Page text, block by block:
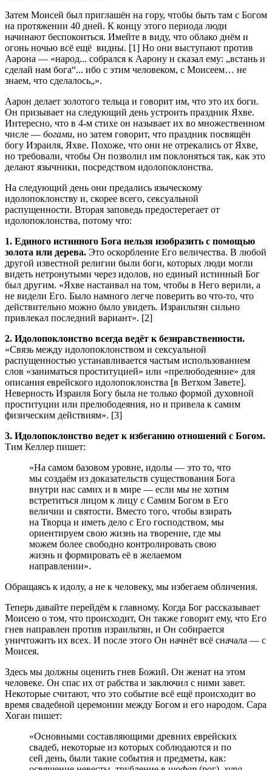
Затем Моисей был приглашён на гору, чтобы быть там с Богом
на протяжении 40 дней. К концу этого периода люди
начинают беспокоиться. Имейте в виду, что облако днём и
огонь ночью всё ещё видны. [1] Но они выступают против
Аарона — «народ... собрался к Аарону и сказал ему: „встань и
сделай нам бога“... ибо с этим человеком, с Моисеем… не
знаем, что сделалось„».
Аарон делает золотого тельца и говорит им, что это их боги.
Он призывает на следующий день устроить праздник Яхве.
Интересно, что в 4-м стихе он называет их во множественном
числе — богами, но затем говорит, что праздник посвящён
богу Израиля, Яхве. Похоже, что они не отрекались от Яхве,
но требовали, чтобы Он позволил им поклоняться так, как это
делают язычники, посредством идолопоклонства.
На следующий день они предались языческому
идолопоклонству и, скорее всего, сексуальной
распущенности. Вторая заповедь предостерегает от
идолопоклонства, потому что:
1. Единого истинного Бога нельзя изобразить с помощью
золота или дерева. Это оскорбление Его величества. В любой
другой известной религии были боги, которых люди могли
видеть нетронутыми через идолов, но единый истинный Бог
был другим. «Яхве настаивал на том, чтобы в Него верили, а
не видели Его. Было намного легче поверить во что-то, что
действительно можно было увидеть. Израильтян сильно
привлекал последний вариант». [2]
2. Идолопоклонство всегда ведёт к безнравственности.
«Связь между идолопоклонством и сексуальной
распущенностью устанавливается частым использованием
слов «заниматься проституцией» или «прелюбодеяние» для
описания еврейского идолопоклонства [в Ветхом Завете].
Неверность Израиля Богу была не только формой духовной
проституции или прелюбодеяния, но и привела к самим
физическим действиям». [3]
3. Идолопоклонство ведет к избеганию отношений с Богом.
Тим Келлер пишет:
«На самом базовом уровне, идолы — это то, что
мы создаём из доказательств существования Бога
внутри нас самих и в мире — если мы не хотим
встретиться лицом к лицу с Самим Богом в Его
величии и святости. Вместо того, чтобы взирать
на Творца и иметь дело с Его господством, мы
ориентируем свою жизнь на творение, где мы
можем более свободно контролировать свою
жизнь и формировать её в желаемом
направлении».
Обращаясь к идолу, а не к человеку, мы избегаем обличения.
Теперь давайте перейдём к главному. Когда Бог рассказывает
Моисею о том, что происходит, Он также говорит ему, что Его
гнев направлен против израильтян, и Он собирается
уничтожить их всех. И после этого Он начнёт всё сначала — с
Моисея.
Здесь мы должны оценить гнев Божий. Он женат на этом
человеке. Он спас их от рабства и заключил с ними завет.
Некоторые считают, что это событие всё ещё происходит во
время свадебной церемонии между Богом и его народом. Сара
Хоган пишет:
«Основными составляющими древних еврейских
свадеб, некоторые из которых соблюдаются и по
сей день, были такие события и предметы, как: